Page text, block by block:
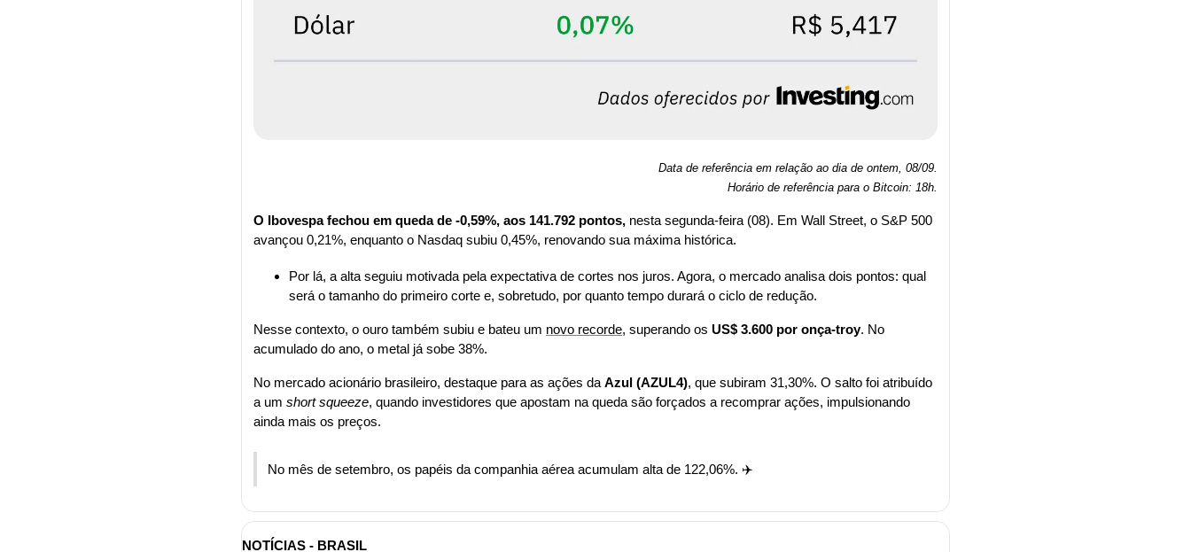
Data de referência em relação ao dia de ontem, 08/09.
Horário de referência para o Bitcoin: 18h.
O Ibovespa fechou em queda de -0,59%, aos 141.792 pontos, nesta segunda-feira (08). Em Wall Street, o S&P 500
avançou 0,21%, enquanto o Nasdaq subiu 0,45%, renovando sua máxima histórica.
Por lá, a alta seguiu motivada pela expectativa de cortes nos juros. Agora, o mercado analisa dois pontos: qual
será o tamanho do primeiro corte e, sobretudo, por quanto tempo durará o ciclo de redução.
Nesse contexto, o ouro também subiu e bateu um novo recorde, superando os US$ 3.600 por onça-troy. No
acumulado do ano, o metal já sobe 38%.
No mercado acionário brasileiro, destaque para as ações da Azul (AZUL4), que subiram 31,30%. O salto foi atribuído
a um short squeeze, quando investidores que apostam na queda são forçados a recomprar ações, impulsionando
ainda mais os preços.
No mês de setembro, os papéis da companhia aérea acumulam alta de 122,06%. ✈️
NOTÍCIAS - BRASIL